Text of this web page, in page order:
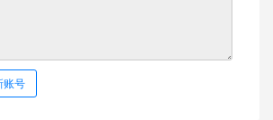
账号